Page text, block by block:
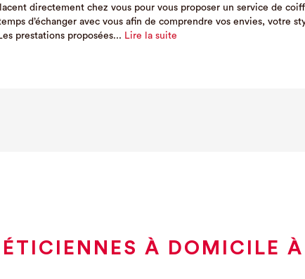
directement chez vous pour vous proposer un service de
d’échanger avec vous afin de comprendre vos envies, votre
prestations proposées... Lire la suite
À DOMICILE À